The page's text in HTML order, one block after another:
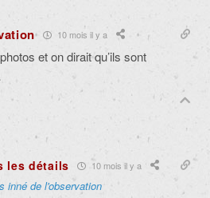
10 mois il y a
et on dirait qu’ils sont
les détails 10 mois il y a
inné de l'observation